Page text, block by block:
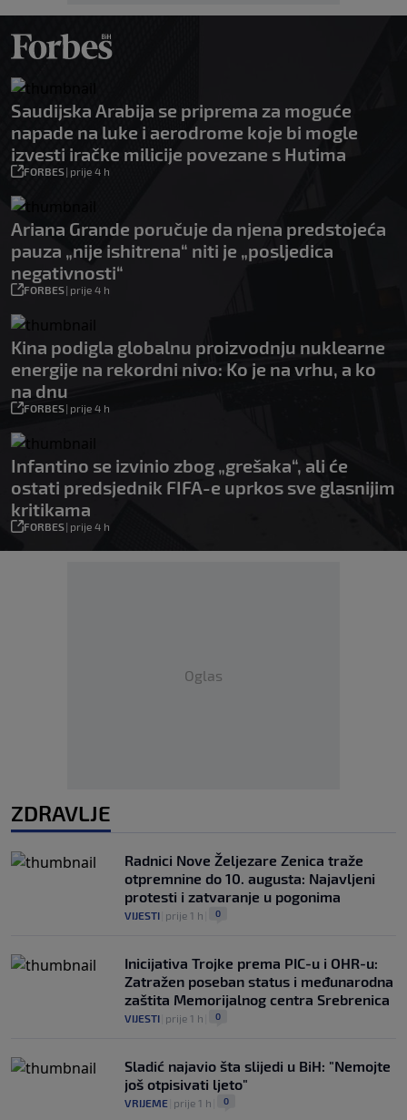
Saudijska Arabija se priprema za moguće
napade na luke i aerodrome koje bi mogle
izvesti iračke milicije povezane s Hutima
FORBES| prije 4 h
Ariana Grande poručuje da njena predstojeća
pauza „nije ishitrena“ niti je „posljedica
negativnosti“
FORBES| prije 4 h
Kina podigla globalnu proizvodnju nuklearne
energije na rekordni nivo: Ko je na vrhu, a ko
na dnu
FORBES| prije 4 h
Infantino se izvinio zbog „grešaka“, ali će
ostati predsjednik FIFA-e uprkos sve glasnijim
kritikama
FORBES| prije 4 h
Oglas
ZDRAVLJE
Radnici Nove Željezare Zenica traže
otpremnine do 10. augusta: Najavljeni
protesti i zatvaranje u pogonima
VIJESTI prije 1 h 0
Inicijativa Trojke prema PIC-u i OHR-u:
Zatražen poseban status i međunarodna
zaštita Memorijalnog centra Srebrenica
VIJESTI prije 1 h 0
Sladić najavio šta slijedi u BiH: "Nemojte
još otpisivati ljeto"
VRIJEME prije 1 h 0